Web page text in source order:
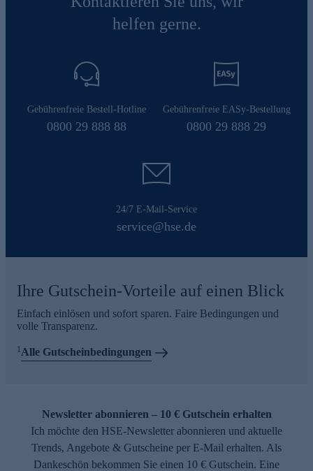
helfen gerne.
Gebührenfreie Bestell-Hotline
0800 29 888 88
Gebührenfreie EASy-Bestellung
0800 29 888 29
24/7 E-Mail-Service
service@hse.de
Ihre Gutschein-Vorteile auf einen Blick
Einfach einlösen und sofort sparen. Faire Bedingungen und
volle Transparenz.
1Alle Gutscheinbedingungen
Newsletter abonnieren – 10 € Gutschein erhalten
Ich möchte den HSE-Newsletter abonnieren und aktuelle
Trends, Angebote & Gutscheine per E-Mail erhalten. Als
Dankeschön bekommen Sie einen 10 € Gutschein. Eine